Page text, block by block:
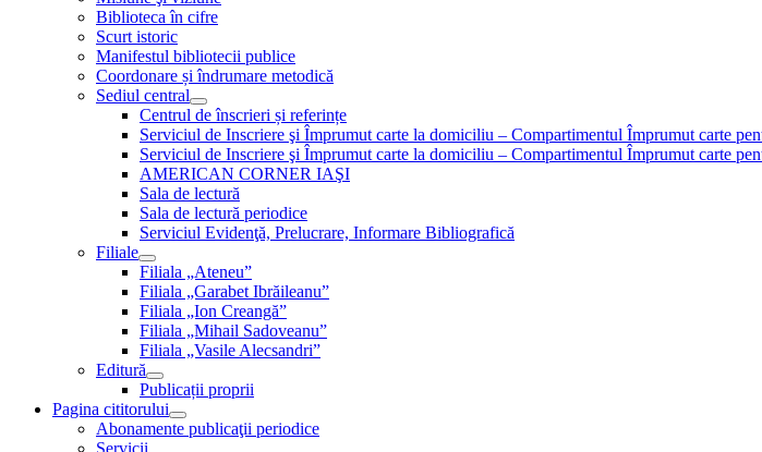
Biblioteca în cifre
Scurt istoric
Manifestul bibliotecii publice
Coordonare și îndrumare metodică
Sediul central
Centrul de înscrieri și referințe
Serviciul de Inscriere şi Împrumut carte la domiciliu – Compartimentul Împrumut carte
Serviciul de Inscriere şi Împrumut carte la domiciliu – Compartimentul Împrumut carte
AMERICAN CORNER IAŞI
Sala de lectură
Sala de lectură periodice
Serviciul Evidenţă, Prelucrare, Informare Bibliografică
Filiale
Filiala „Ateneu”
Filiala „Garabet Ibrăileanu”
Filiala „Ion Creangă”
Filiala „Mihail Sadoveanu”
Filiala „Vasile Alecsandri”
Editură
Publicații proprii
Pagina cititorului
Abonamente publicaţii periodice
Servicii